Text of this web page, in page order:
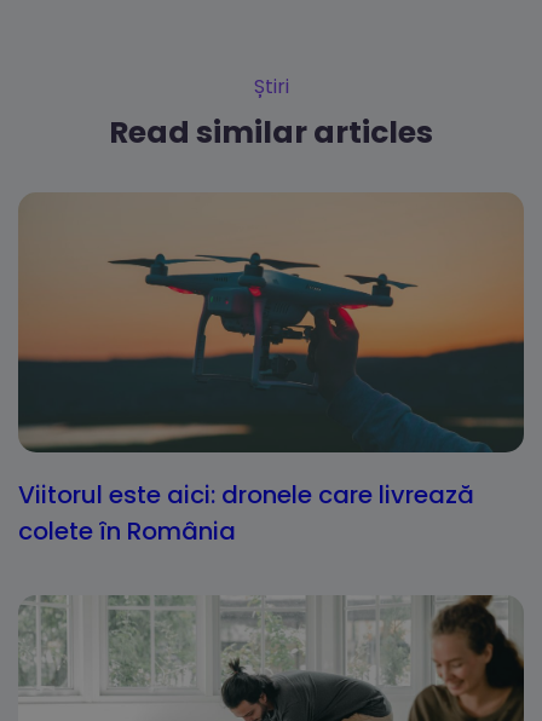
Știri
Read similar articles
Viitorul este aici: dronele care livrează
colete în România